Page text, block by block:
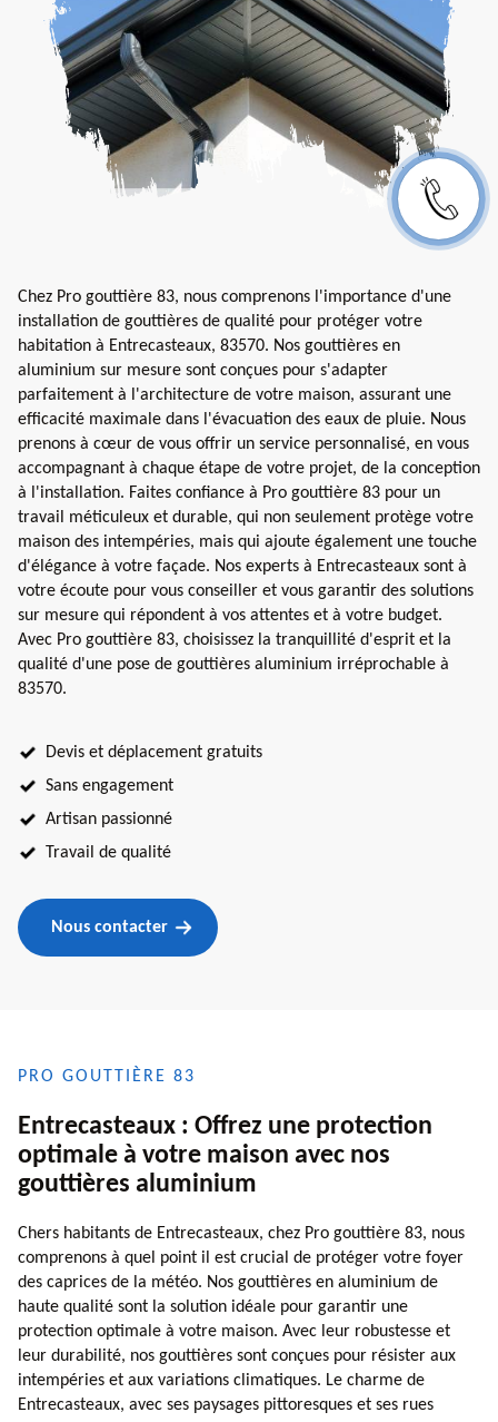
Chez Pro gouttière 83, nous comprenons l'importance d'une
installation de gouttières de qualité pour protéger votre
habitation à Entrecasteaux, 83570. Nos gouttières en
aluminium sur mesure sont conçues pour s'adapter
parfaitement à l'architecture de votre maison, assurant une
efficacité maximale dans l'évacuation des eaux de pluie. Nous
prenons à cœur de vous offrir un service personnalisé, en vous
accompagnant à chaque étape de votre projet, de la conception
à l'installation. Faites confiance à Pro gouttière 83 pour un
travail méticuleux et durable, qui non seulement protège votre
maison des intempéries, mais qui ajoute également une touche
d'élégance à votre façade. Nos experts à Entrecasteaux sont à
votre écoute pour vous conseiller et vous garantir des solutions
sur mesure qui répondent à vos attentes et à votre budget.
Avec Pro gouttière 83, choisissez la tranquillité d'esprit et la
qualité d'une pose de gouttières aluminium irréprochable à
83570.
Devis et déplacement gratuits
Sans engagement
Artisan passionné
Travail de qualité
Nous contacter
PRO GOUTTIÈRE 83
Entrecasteaux : Offrez une protection
optimale à votre maison avec nos
gouttières aluminium
Chers habitants de Entrecasteaux, chez Pro gouttière 83, nous
comprenons à quel point il est crucial de protéger votre foyer
des caprices de la météo. Nos gouttières en aluminium de
haute qualité sont la solution idéale pour garantir une
protection optimale à votre maison. Avec leur robustesse et
leur durabilité, nos gouttières sont conçues pour résister aux
intempéries et aux variations climatiques. Le charme de
Entrecasteaux, avec ses paysages pittoresques et ses rues